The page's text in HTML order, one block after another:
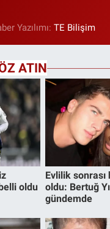
Yazılımı: TE Bilişim